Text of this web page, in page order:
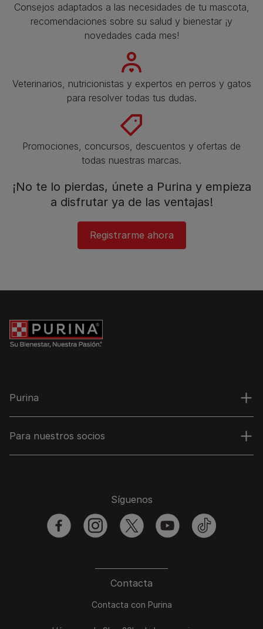
Consejos adaptados a las necesidades de tu mascota,
recomendaciones sobre su salud y bienestar ¡y
novedades cada mes!
Veterinarios, nutricionistas y expertos en perros y gatos
para resolver todas tus dudas.​
Promociones, concursos, descuentos y ofertas de
todas nuestras marcas.​
¡No te lo pierdas, únete a Purina y empieza
a disfrutar ya de las ventajas!​
Registrarme ahora
Purina
Para nuestros socios
Contacta
Contacta con Purina
Síguenos
facebookinstagramtwitter youtubetiktok